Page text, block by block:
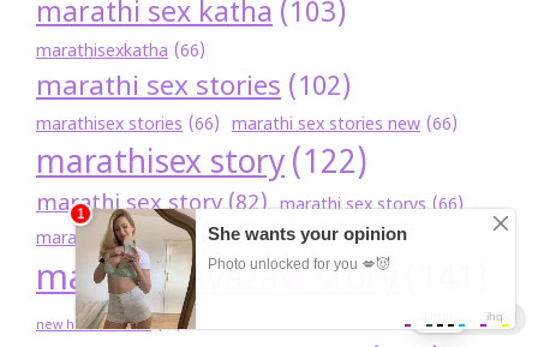
marathi sex katha (103)
marathisexkatha (66)
marathi sex stories (102)
marathisex stories (66) marathi sex stories new (66)
marathisex story (122)
marathi sex story (82) marathi sex storys (66)
marathi shrungarik katha (66)
marathi zavazavi story
new hot sex katha (57) Dark